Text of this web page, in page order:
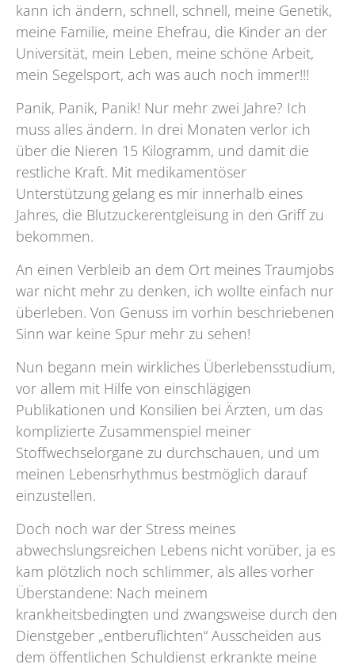
kann ich ändern, schnell, schnell, meine Genetik,
meine Familie, meine Ehefrau, die Kinder an der
Universität, mein Leben, meine schöne Arbeit,
mein Segelsport, ach was auch noch immer!!!
Panik, Panik, Panik! Nur mehr zwei Jahre? Ich
muss alles ändern. In drei Monaten verlor ich
über die Nieren 15 Kilogramm, und damit die
restliche Kraft. Mit medikamentöser
Unterstützung gelang es mir innerhalb eines
Jahres, die Blutzuckerentgleisung in den Griff zu
bekommen.
An einen Verbleib an dem Ort meines Traumjobs
war nicht mehr zu denken, ich wollte einfach nur
überleben. Von Genuss im vorhin beschriebenen
Sinn war keine Spur mehr zu sehen!
Nun begann mein wirkliches Überlebensstudium,
vor allem mit Hilfe von einschlägigen
Publikationen und Konsilien bei Ärzten, um das
komplizierte Zusammenspiel meiner
Stoffwechselorgane zu durchschauen, und um
meinen Lebensrhythmus bestmöglich darauf
einzustellen.
Doch noch war der Stress meines
abwechslungsreichen Lebens nicht vorüber, ja es
kam plötzlich noch schlimmer, als alles vorher
Überstandene: Nach meinem
krankheitsbedingten und zwangsweise durch den
Dienstgeber „entberuflichten“ Ausscheiden aus
dem öffentlichen Schuldienst erkrankte meine